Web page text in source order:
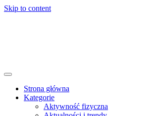
Skip to content
Strona główna
Kategorie
Aktywność fizyczna